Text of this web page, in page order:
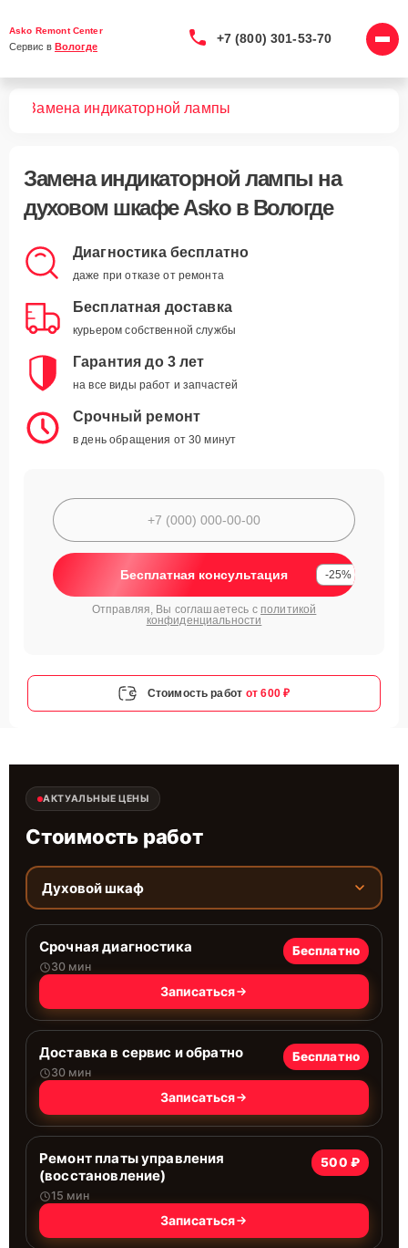
Asko Remont Center
Сервис в Вологде
+7 (800) 301-53-70
Замена индикаторной лампы
Замена индикаторной лампы на
духовом шкафе Asko в Вологде
Диагностика бесплатно
даже при отказе от ремонта
Бесплатная доставка
курьером собственной службы
Гарантия до 3 лет
на все виды работ и запчастей
Срочный ремонт
в день обращения от 30 минут
Бесплатная консультация -25%
Отправляя, Вы соглашаетесь с политикой
конфиденциальности
Стоимость работ от 600 ₽
АКТУАЛЬНЫЕ ЦЕНЫ
Стоимость работ
Духовой шкаф
Срочная диагностика
30 мин
Бесплатно
Записаться
Доставка в сервис и обратно
30 мин
Бесплатно
Записаться
Ремонт платы управления
(восстановление)
15 мин
500 ₽
Записаться